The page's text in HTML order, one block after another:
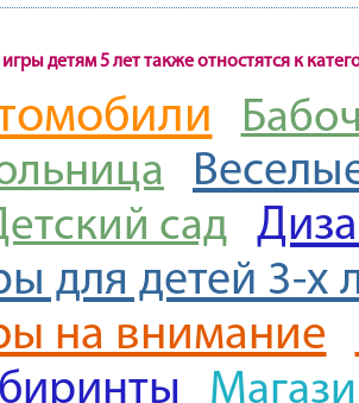
детям 5 лет также отностятся к
сад
для детей 3-х
на внимание